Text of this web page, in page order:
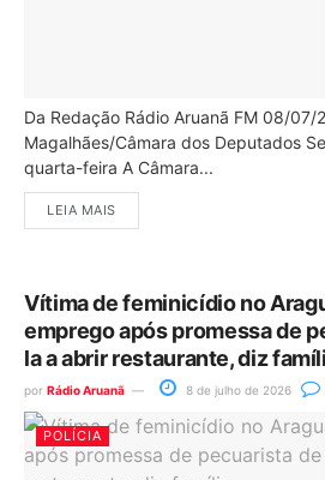
Da Redação Rádio Aruanã FM 08/
Magalhães/Câmara dos Deputados
quarta-feira A Câmara...
LEIA MAIS
Vítima de feminicídio no
emprego após promessa de
la a abrir restaurante, diz
por Rádio Aruanã 8 de julho de 2026
POLÍCIA